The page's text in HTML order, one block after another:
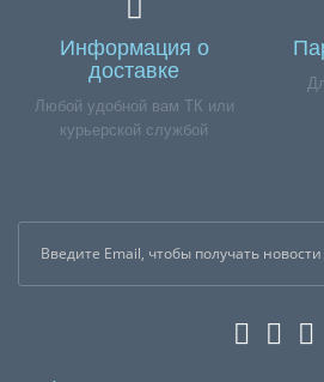
Информация о
доставке
Любой удобной вам ТК или
курьерской службой